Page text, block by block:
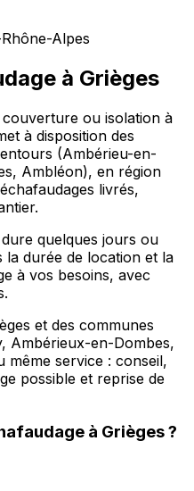
Alpes
à Grièges
ou isolation à
à disposition des
(Ambérieu-en-
Ambléon), en région
livrés,
quelques jours ou
la durée de location et la
à vos besoins, avec
et des communes
Ambérieux-en-Dombes,
même service : conseil,
possible et reprise de
à Grièges?